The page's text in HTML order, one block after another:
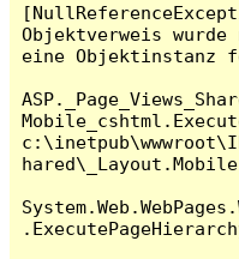
Objektverweis
eine Objektinstanz